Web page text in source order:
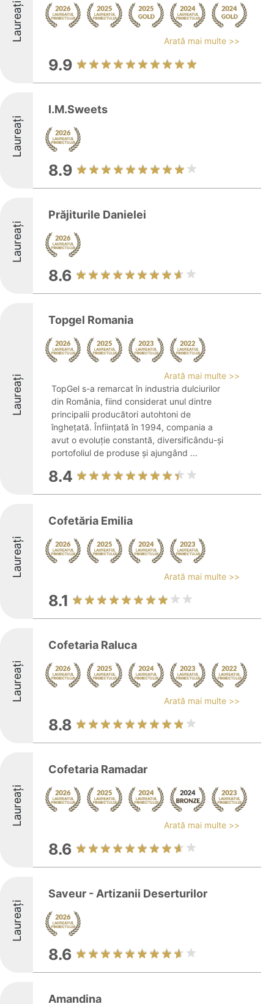
Laureați Arată mai multe >>
9.9
Laureați
I.M.Sweets
8.9
Laureați
Prăjiturile Danielei
8.6
Laureați
Topgel Romania
Arată mai multe >>
TopGel s-a remarcat în industria dulciurilor
din România, fiind considerat unul dintre
principalii producători autohtoni de
înghețată. Înființată în 1994, compania a
avut o evoluție constantă, diversificându-și
portofoliul de produse și ajungând ...
8.4
Laureați
Cofetăria Emilia
Arată mai multe >>
8.1
Laureați
Cofetaria Raluca
Arată mai multe >>
8.8
Laureați
Cofetaria Ramadar
Arată mai multe >>
8.6
Laureați
Saveur - Artizanii Deserturilor
8.6
Amandina